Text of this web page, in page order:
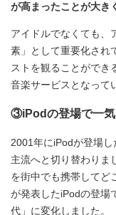
が高まったことが大き
アイドルでなくても、
素」として重要化され
ストを観ることができ
音楽サービスとなって
③iPodの登場で一気
2001年にiPodが登場
主流へと切り替わりま
を街中でも携帯してど
が発表したiPodの登場
代」に変化しました。